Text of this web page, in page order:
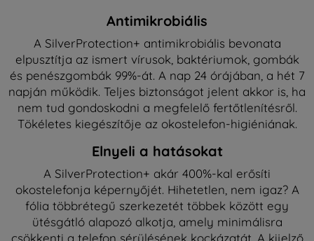
Antimikrobiális
A SilverProtection+ antimikrobiális bevonata
elpusztítja az ismert vírusok, baktériumok, gombák
és penészgombák 99%-át. A nap 24 órájában, a hét 7
napján működik. Teljes biztonságot jelent akkor is, ha
nem tud gondoskodni a megfelelő fertőtlenítésről.
Tökéletes kiegészítője az okostelefon-higiéniának.
Elnyeli a hatásokat
A SilverProtection+ akár 400%-kal erősíti
okostelefonja képernyőjét. Hihetetlen, nem igaz? A
fólia többrétegű szerkezetét többek között egy
ütésgátló alapozó alkotja, amely minimálisra
csökkenti a telefon sérülésének kockázatát. A kijelző